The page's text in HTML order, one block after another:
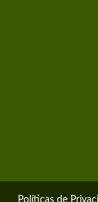
Políticas de